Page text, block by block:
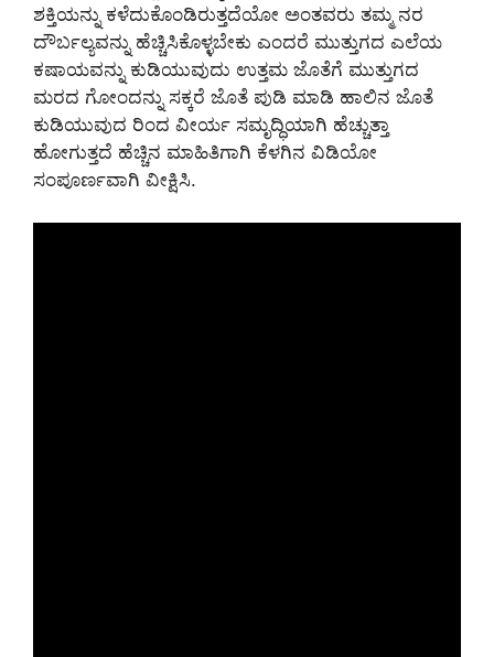
ಶಕ್ತಿಯನ್ನು ಕಳೆದುಕೊಂಡಿರುತ್ತದೆಯೋ ಅಂತವರು ತಮ್ಮ ನರ
ದೌರ್ಬಲ್ಯವನ್ನು ಹೆಚ್ಚಿಸಿಕೊಳ್ಳಬೇಕು ಎಂದರೆ ಮುತ್ತುಗದ ಎಲೆಯ
ಕಷಾಯವನ್ನು ಕುಡಿಯುವುದು ಉತ್ತಮ ಜೊತೆಗೆ ಮುತ್ತುಗದ
ಮರದ ಗೋಂದನ್ನು ಸಕ್ಕರೆ ಜೊತೆ ಪುಡಿ ಮಾಡಿ ಹಾಲಿನ ಜೊತೆ
ಕುಡಿಯುವುದ ರಿಂದ ವೀರ್ಯ ಸಮೃದ್ಧಿಯಾಗಿ ಹೆಚ್ಚುತ್ತಾ
ಹೋಗುತ್ತದೆ ಹೆಚ್ಚಿನ ಮಾಹಿತಿಗಾಗಿ ಕೆಳಗಿನ ವಿಡಿಯೋ
ಸಂಪೂರ್ಣವಾಗಿ ವೀಕ್ಷಿಸಿ.